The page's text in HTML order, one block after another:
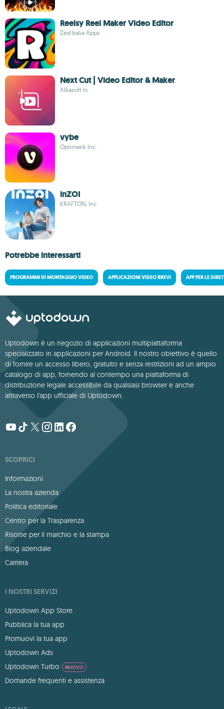
Reelsy Reel Maker Video Editor
Zed Italia Apps
Next Cut | Video Editor & Maker
Alkasoft In
vybe
Optimatik Inc.
inZOI
KRAFTON, Inc.
Potrebbe interessarti
PROGRAMMI DI MONTAGGIO VIDEO APPLICAZIONI VIDEO BREVI APP PER LE
Uptodown è un negozio di applicazioni multipiattaforma
specializzato in applicazioni per Android. Il nostro obiettivo è quello
di fornire un accesso libero, gratuito e senza restrizioni ad un ampio
catalogo di app, fornendo al contempo una piattaforma di
distribuzione legale accessibile da qualsiasi browser e anche
attraverso l'app ufficiale di Uptodown.
SCOPRICI
Informazioni
La nostra azienda
Politica editoriale
Centro per la Trasparenza
Risorse per il marchio e la stampa
Blog aziendale
Carriera
I NOSTRI SERVIZI
Uptodown App Store
Pubblica la tua app
Promuovi la tua app
Uptodown Ads
Uptodown Turbo
NUOVO
Domande frequenti e assistenza